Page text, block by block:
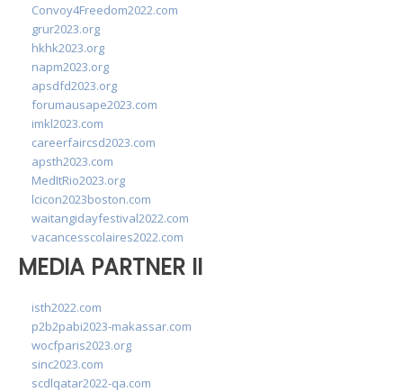
Convoy4Freedom2022.com
grur2023.org
hkhk2023.org
napm2023.org
apsdfd2023.org
forumausape2023.com
imkl2023.com
careerfaircsd2023.com
apsth2023.com
MedItRio2023.org
lcicon2023boston.com
waitangidayfestival2022.com
vacancesscolaires2022.com
MEDIA PARTNER II
isth2022.com
p2b2pabi2023-makassar.com
wocfparis2023.org
sinc2023.com
scdlqatar2022-qa.com